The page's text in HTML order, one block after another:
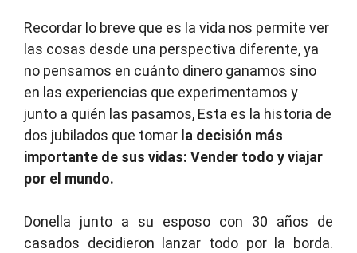
Recordar lo breve que es la vida nos permite ver
las cosas desde una perspectiva diferente, ya
no pensamos en cuánto dinero ganamos sino
en las experiencias que experimentamos y
junto a quién las pasamos, Esta es la historia de
dos jubilados que tomar la decisión más
importante de sus vidas: Vender todo y viajar
por el mundo.
Donella junto a su esposo con 30 años de
casados decidieron lanzar todo por la borda.